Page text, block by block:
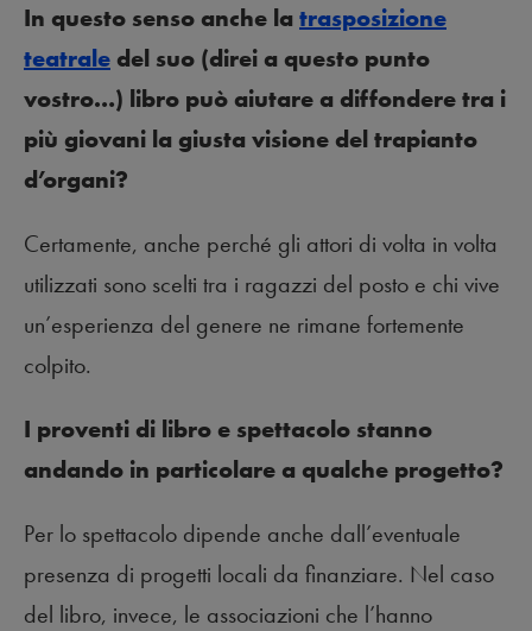
In questo senso anche la trasposizione
teatraledel suo (direi a questo punto
vostro…) libro può aiutare a diffondere tra i
più giovani la giusta visione del trapianto
d’organi?
Certamente, anche perché gli attori di volta in volta
utilizzati sono scelti tra i ragazzi del posto e chi vive
un’esperienza del genere ne rimane fortemente
colpito.
I proventi di libro e spettacolo stanno
andando in particolare a qualche progetto?
Per lo spettacolo dipende anche dall’eventuale
presenza di progetti locali da finanziare. Nel caso
del libro, invece, le associazioni che l’hanno